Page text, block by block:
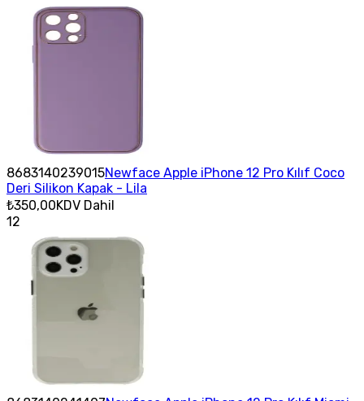
8683140239015Newface Apple iPhone 12 Pro Kılıf Coco
Deri Silikon Kapak - Lila
₺350,00KDV Dahil
12